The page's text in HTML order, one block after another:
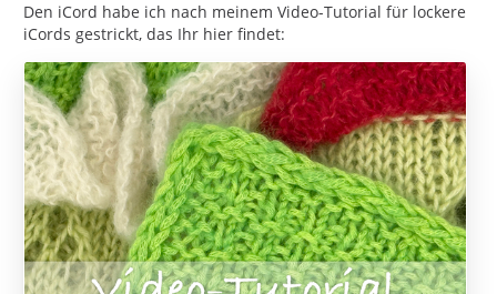
Den iCord habe ich nach meinem Video-Tutorial für lockere
iCords gestrickt, das Ihr hier findet: